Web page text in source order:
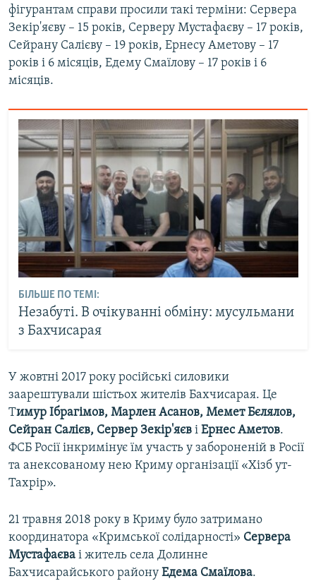
фігурантам справи просили такі терміни: Сервера
Зекір'яєву – 15 років, Серверу Мустафаєву – 17 років,
Сейрану Салієву – 19 років, Ернесу Аметову – 17
років і 6 місяців, Едему Смаїлову – 17 років і 6
місяців.
БІЛЬШЕ ПО ТЕМІ:
Незабуті. В очікуванні обміну: мусульмани
з Бахчисарая
У жовтні 2017 року російські силовики
заарештували шістьох жителів Бахчисарая. Це
Тимур Ібрагімов, Марлен Асанов, Мемет Бєлялов,
Сейран Салієв, Сервер Зекір'яєв і Ернес Аметов.
ФСБ Росії інкримінує їм участь у забороненій в Росії
та анексованому нею Криму організації «Хізб ут-
Тахрір».
21 травня 2018 року в Криму було затримано
координатора «Кримської солідарності» Сервера
Мустафаєва і житель села Долинне
Бахчисарайського району Едема Смаїлова.